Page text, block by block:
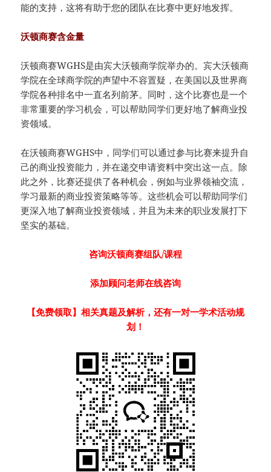
能的支持，这将有助于您的团队在比赛中更好地发挥。
沃顿商赛含金量
沃顿商赛WGHS是由宾大沃顿商学院举办的。宾大沃顿商
学院在全球商学院的声望中不容置疑，在美国以及世界商
学院各种排名中一直名列前茅。同时，这个比赛也是一个
非常重要的学习机会，可以帮助同学们更好地了解商业投
资领域。
在沃顿商赛WGHS中，同学们可以通过参与比赛来提升自
己的商业投资能力，并在递交申请资料中突出这一点。除
此之外，比赛还提供了各种机会，例如与业界领袖交流，
学习最新的商业投资策略等等。这些机会可以帮助同学们
更深入地了解商业投资领域，并且为未来的职业发展打下
坚实的基础。
咨询沃顿商赛组队/课程
添加顾问老师在线咨询
【免费领取】相关真题及解析，还有一对一学术活动规
划！